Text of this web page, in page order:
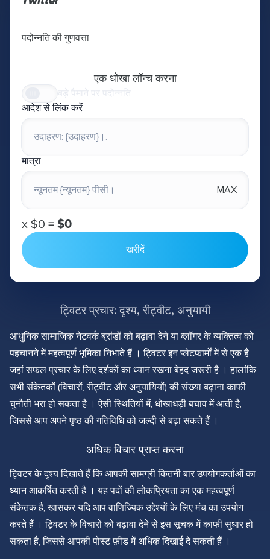
पदोन्नति की गुणवत्ता
एक धोखा लॉन्च करना
आदेश से लिंक करें
मात्रा
MAX
х $0 = $0
खरीदें
ट्विटर प्रचार: दृश्य, रीट्वीट, अनुयायी
आधुनिक सामाजिक नेटवर्क ब्रांडों को बढ़ावा देने या ब्लॉगर के व्यक्तित्व को
पहचानने में महत्वपूर्ण भूमिका निभाते हैं । ट्विटर इन प्लेटफार्मों में से एक है
जहां सफल प्रचार के लिए दर्शकों का ध्यान रखना बेहद जरूरी है । हालांकि,
सभी संकेतकों (विचारों, रीट्वीट और अनुयायियों) की संख्या बढ़ाना काफी
चुनौती भरा हो सकता है । ऐसी स्थितियों में, धोखाधड़ी बचाव में आती है,
जिससे आप अपने पृष्ठ की गतिविधि को जल्दी से बढ़ा सकते हैं ।
अधिक विचार प्राप्त करना
ट्विटर के दृश्य दिखाते हैं कि आपकी सामग्री कितनी बार उपयोगकर्ताओं का
ध्यान आकर्षित करती है । यह पदों की लोकप्रियता का एक महत्वपूर्ण
संकेतक है, खासकर यदि आप वाणिज्यिक उद्देश्यों के लिए मंच का उपयोग
करते हैं । ट्विटर के विचारों को बढ़ावा देने से इस सूचक में काफी सुधार हो
सकता है, जिससे आपकी पोस्ट फ़ीड में अधिक दिखाई दे सकती हैं ।